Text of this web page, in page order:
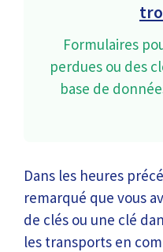
Formulaires
perdues ou des
base de
Dans les heures
remarqué que vous
de clés ou une clé
les transports en